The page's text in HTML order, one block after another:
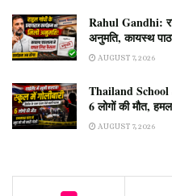
Rahul Gandhi:
अनुमति, कायस्थ
AUGUST 7, 2026
Thailand School
6 लोगों की मौत,
AUGUST 7, 2026